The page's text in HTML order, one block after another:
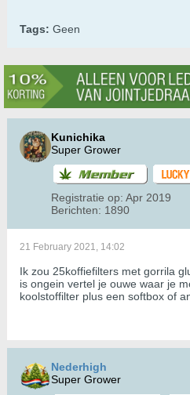
Tags: Geen
Kunichika
Super Grower
Registratie op: Apr 2019
Berichten: 1890
21 February 2021, 14:02
Ik zou 25koffiefilters met gorrila
is ongein vertel je ouwe waar je
koolstoffilter plus een softbox of
Nederhigh
Super Grower